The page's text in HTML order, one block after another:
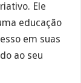
Ele
educação
em suas
ao seu